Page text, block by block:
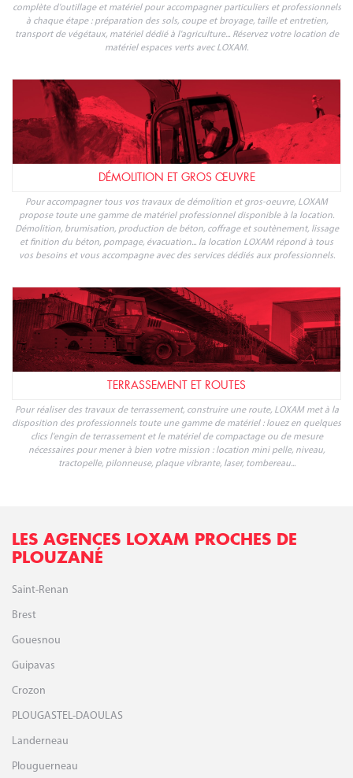
complète d'outillage et matériel pour accompagner particuliers et professionnels
à chaque étape : préparation des sols, coupe et broyage, taille et entretien,
transport de végétaux, matériel dédié à l'agriculture... Réservez votre location de
matériel espaces verts avec LOXAM.
DÉMOLITION ET GROS ŒUVRE
Pour accompagner tous vos travaux de démolition et gros-oeuvre, LOXAM
propose toute une gamme de matériel professionnel disponible à la location.
Démolition, brumisation, production de béton, coffrage et soutènement, lissage
et finition du béton, pompage, évacuation... la location LOXAM répond à tous
vos besoins et vous accompagne avec des services dédiés aux professionnels.
TERRASSEMENT ET ROUTES
Pour réaliser des travaux de terrassement, construire une route, LOXAM met à la
disposition des professionnels toute une gamme de matériel : louez en quelques
clics l'engin de terrassement et le matériel de compactage ou de mesure
nécessaires pour mener à bien votre mission : location mini pelle, niveau,
tractopelle, pilonneuse, plaque vibrante, laser, tombereau...
LES AGENCES LOXAM PROCHES DE
PLOUZANÉ
Saint-Renan
Brest
Gouesnou
Guipavas
Crozon
PLOUGASTEL-DAOULAS
Landerneau
Plouguerneau